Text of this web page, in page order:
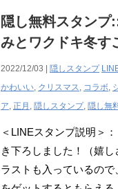
隠し無料スタンプ
みとワクドキ冬す
2022/12/03 | 隠しスタンプ
かわいい, クリスマス, コラボ,
ア, 正月 , 隠しスタンプ, 隠し無
＜LINEスタンプ説明＞
き下ろしました！（嬉
ラストも入っているの